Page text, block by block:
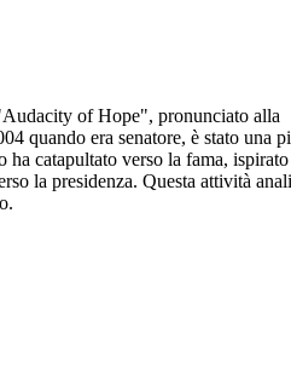
of Hope", pronunciato alla
quando era senatore, è stato una
ha catapultato verso la fama, ispirato
la presidenza. Questa attività